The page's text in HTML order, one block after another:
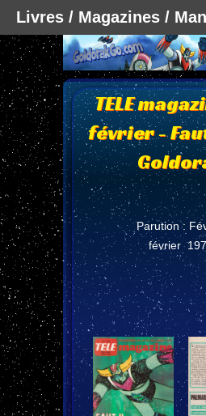
TELE
février -
Parution :
février
Livres / Magazines /